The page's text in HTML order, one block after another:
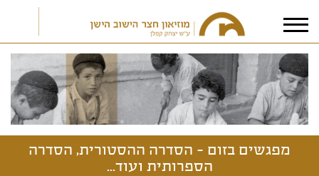
אני מאשר/ת את תנאי הפרטיות
מפגשים בזום - הסדרה ההסטורית, הסדרה
הספרותית ועוד...